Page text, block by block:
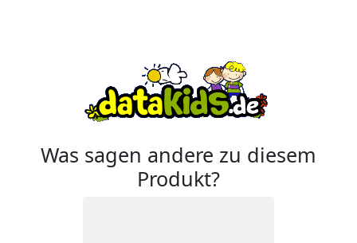
Was sagen andere zu diesem
Produkt?